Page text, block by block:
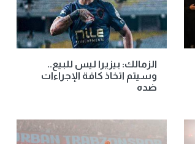
الزمالك: بيزيرا ليس للبيع..
وسيتم اتخاذ كافة الإجراءات
ضده